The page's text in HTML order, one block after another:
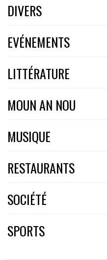
DIVERS
EVÉNEMENTS
LITTÉRATURE
MOUN AN NOU
MUSIQUE
RESTAURANTS
SOCIÉTÉ
SPORTS